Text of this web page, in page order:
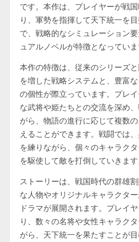
です。本作は、プレイヤーが戦
り、軍勢を指揮して天下統一を
で、戦略的なシミュレーション
ュアルノベルが特徴となっていま
本作の特徴は、従来のシリーズ
を増した戦略システムと、豊富
の個性が際立っています。プレ
な武将や姫たちとの交流を深め
がら、物語の進行に応じて複数
えることができます。戦闘では
を練りながら、個々のキャラク
を駆使して敵を打倒していきます
ストーリーは、戦国時代の群雄
な人物やオリジナルキャラクタ
ドラマが展開されます。プレイ
り、数々の名将や女性キャラク
がら、天下統一を果たすことが